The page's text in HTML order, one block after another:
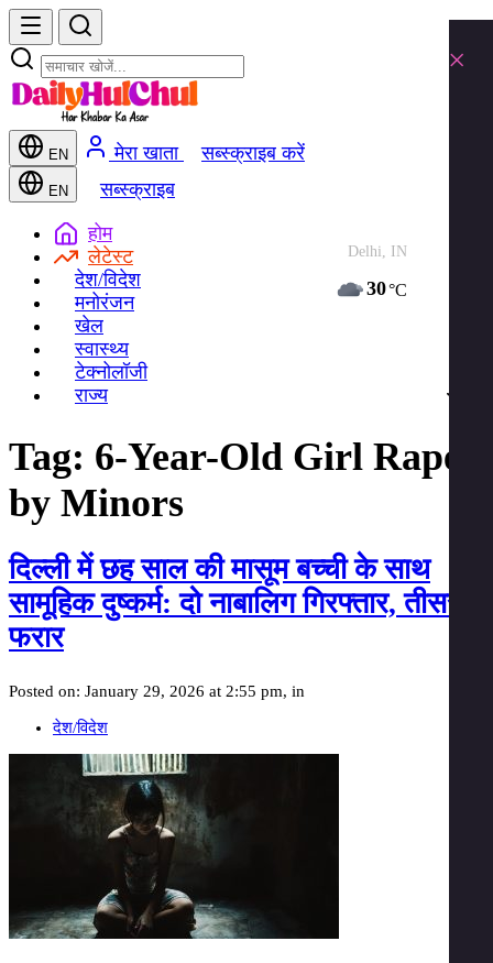
EN मेरा खाता सब्स्क्राइब करें
EN सब्स्क्राइब
Delhi, IN
30°C
होम
लेटेस्ट
देश/विदेश
मनोरंजन
खेल
स्वास्थ्य
टेक्नोलॉजी
राज्य
Tag: 6-Year-Old Girl Raped
by Minors
दिल्ली में छह साल की मासूम बच्ची के साथ
सामूहिक दुष्कर्म: दो नाबालिग गिरफ्तार, तीसरा
फरार
Posted on: January 29, 2026 at 2:55 pm, in
देश/विदेश
×